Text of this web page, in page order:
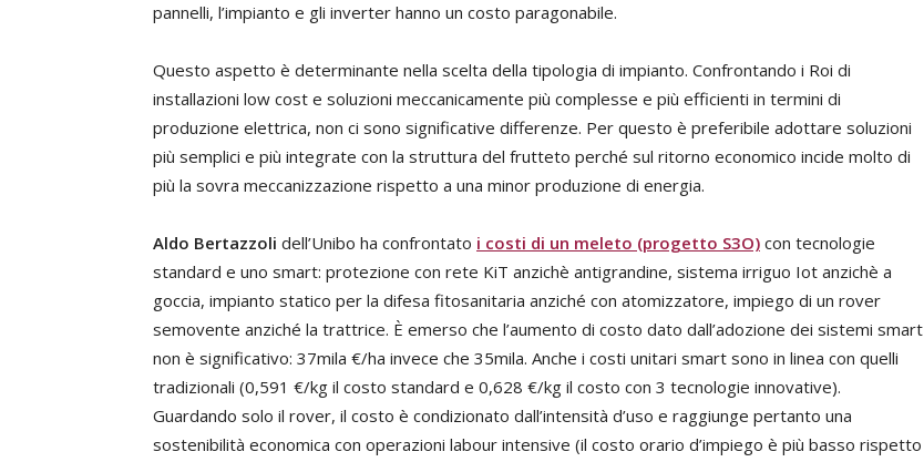
pannelli, l’impianto e gli inverter hanno un costo paragonabile.
Questo aspetto è determinante nella scelta della tipologia di impianto. Confrontando i Roi di
installazioni low cost e soluzioni meccanicamente più complesse e più efficienti in termini di
produzione elettrica, non ci sono significative differenze. Per questo è preferibile adottare soluzioni
più semplici e più integrate con la struttura del frutteto perché sul ritorno economico incide molto di
più la sovra meccanizzazione rispetto a una minor produzione di energia.
Aldo Bertazzoli dell’Unibo ha confrontato i costi di un meleto (progetto S3O) con tecnologie
standard e uno smart: protezione con rete KiT anzichè antigrandine, sistema irriguo Iot anzichè a
goccia, impianto statico per la difesa fitosanitaria anziché con atomizzatore, impiego di un rover
semovente anziché la trattrice. È emerso che l’aumento di costo dato dall’adozione dei sistemi smart
non è significativo: 37mila €/ha invece che 35mila. Anche i costi unitari smart sono in linea con quelli
tradizionali (0,591 €/kg il costo standard e 0,628 €/kg il costo con 3 tecnologie innovative).
Guardando solo il rover, il costo è condizionato dall’intensità d’uso e raggiunge pertanto una
sostenibilità economica con operazioni labour intensive (il costo orario d’impiego è più basso rispetto